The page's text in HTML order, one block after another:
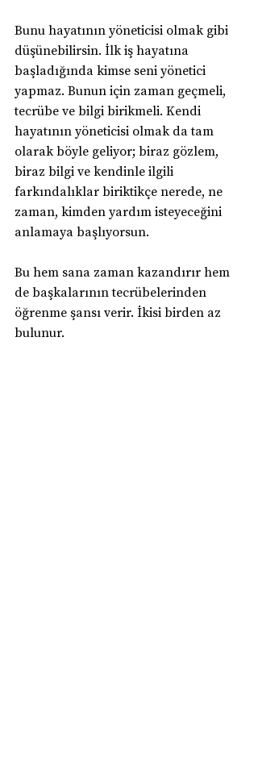
Bunu hayatının yöneticisi olmak gibi
düşünebilirsin. İlk iş hayatına
başladığında kimse seni yönetici
yapmaz. Bunun için zaman geçmeli,
tecrübe ve bilgi birikmeli. Kendi
hayatının yöneticisi olmak da tam
olarak böyle geliyor; biraz gözlem,
biraz bilgi ve kendinle ilgili
farkındalıklar biriktikçe nerede, ne
zaman, kimden yardım isteyeceğini
anlamaya başlıyorsun.
Bu hem sana zaman kazandırır hem
de başkalarının tecrübelerinden
öğrenme şansı verir. İkisi birden az
bulunur.